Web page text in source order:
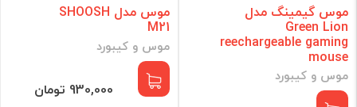
موس گیمینگ مدل
Green Lion
reechargeable gaming
mouse
موس و کیبورد
موس مدل SHOOSH
M21
موس و کیبورد
930,000 تومان